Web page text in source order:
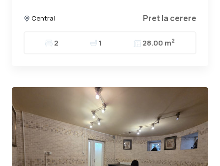
Central Pret la cerere
2 1 28.00 m2